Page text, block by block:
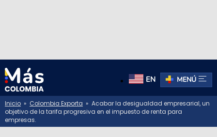
EN MENÚ
Inicio » Colombia Exporta » Acabar la desigualdad empresarial, un
objetivo de la tarifa progresiva en el impuesto de renta para
empresas.